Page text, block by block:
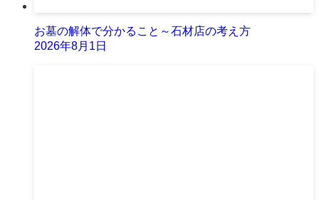
お墓の解体で分かること～石材店の考え方
2026年8月1日